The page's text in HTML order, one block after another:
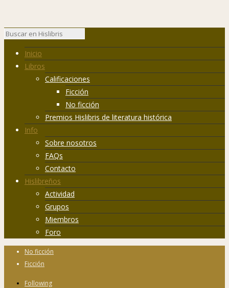
Inicio
Libros
Calificaciones
Ficción
No ficción
Premios Hislibris de literatura histórica
Info
Sobre nosotros
FAQs
Contacto
Hislibreños
Actividad
Grupos
Miembros
Foro
No ficción
Ficción
Following